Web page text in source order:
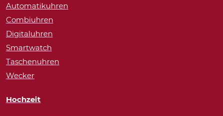
Automatikuhren
Combiuhren
Digitaluhren
Smartwatch
Taschenuhren
Wecker
Hochzeit